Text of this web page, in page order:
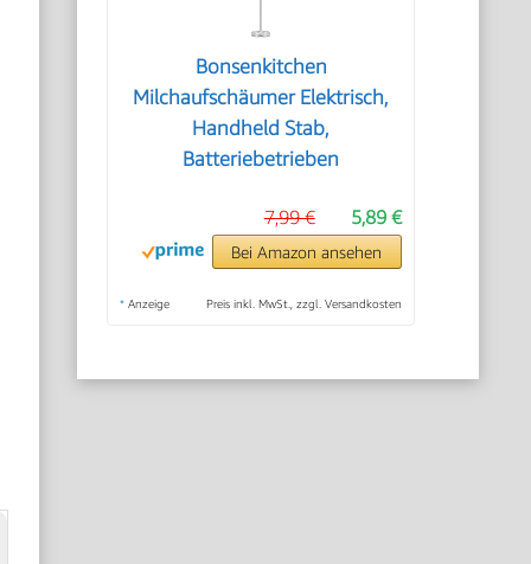
Bonsenkitchen
Milchaufschäumer Elektrisch,
Handheld Stab,
Batteriebetrieben
5,89 €
7,99 €
Bei Amazon ansehen
* Anzeige Preis inkl. MwSt., zzgl. Versandkosten